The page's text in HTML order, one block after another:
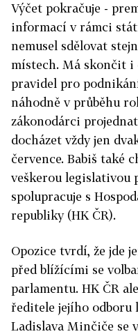
Výčet pokračuje -
informací v rámci
nemusel sdělovat
místech. Má skončit i
pravidel pro
náhodně v průběhu
zákonodárci
docházet vždy jen
července. Babiš také
veškerou legislativou
spolupracuje s
republiky (HK ČR).
Opozice tvrdí, že jde
před blížícími se
parlamentu. HK ČR
ředitele jejího odboru
Ladislava Minčiče se